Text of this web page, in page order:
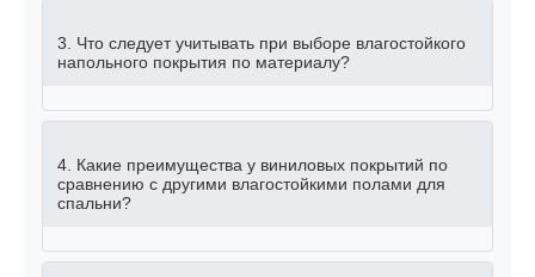
3. Что следует учитывать при выборе влагостойкого
напольного покрытия по материалу?
4. Какие преимущества у виниловых покрытий по
сравнению с другими влагостойкими полами для
спальни?